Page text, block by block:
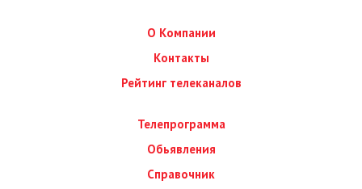
О Компании
Контакты
Рейтинг телеканалов
Телепрограмма
Обьявления
Справочник